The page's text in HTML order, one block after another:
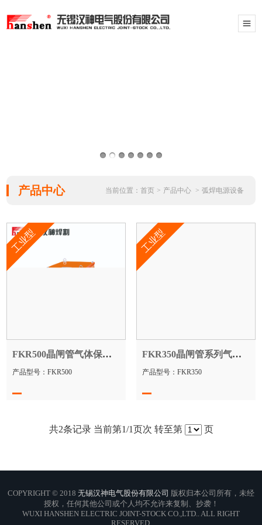
产品中心 当前位置： 首页 > 产品中心 > 弧焊电源设备
FKR500晶闸管气体保护焊机
产品型号：FKR500
工业型
FKR350晶闸管系列气体保护焊机
产品型号：FKR350
工业型
共2条记录 当前第1/1页次 转至第 页
COPYRIGHT © 2018 无锡汉神电气股份有限公司 版权归本公司所有，未经
授权，任何其他公司或个人均不允许来复制、抄袭！
WUXI HANSHEN ELECTRIC JOINT-STOCK CO.,LTD.. ALL RIGHT
RESERVED.